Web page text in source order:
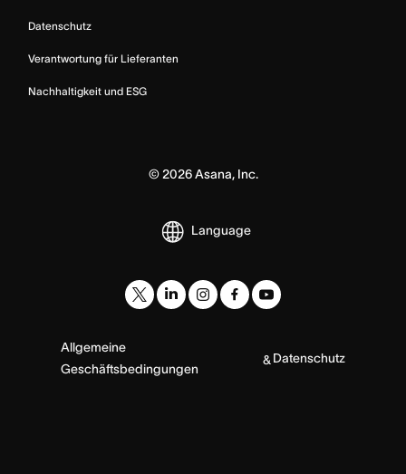
Datenschutz
Verantwortung für Lieferanten
Nachhaltigkeit und ESG
© 2026Asana, Inc.
Language
Allgemeine
Geschäftsbedingungen
& Datenschutz